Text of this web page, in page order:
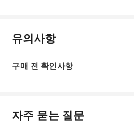
유의사항
구매 전 확인사항
자주 묻는 질문